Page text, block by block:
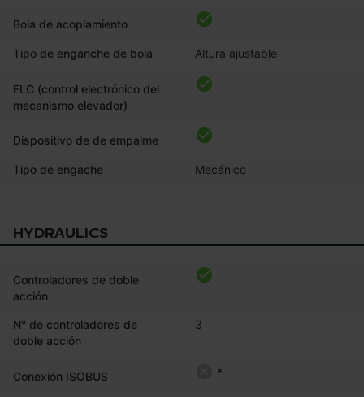
Bola de acoplamiento
Tipo de enganche de bola Altura ajustable
ELC (control electrónico del
mecanismo elevador)
Dispositivo de de empalme
Tipo de engache Mecánico
HYDRAULICS
Controladores de doble
acción
N° de controladores de
doble acción
3
Conexión ISOBUS *